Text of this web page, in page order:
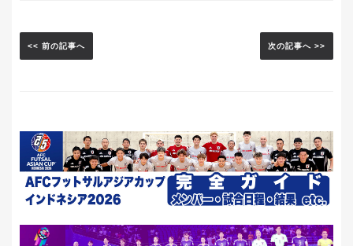
<< 前の記事へ 次の記事へ >>